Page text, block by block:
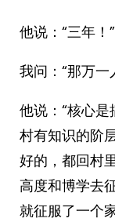
他说：“三年！”
我问：“那万
他说：“核心
村有知识的阶
好的，都回村
高度和博学去
就征服了一个